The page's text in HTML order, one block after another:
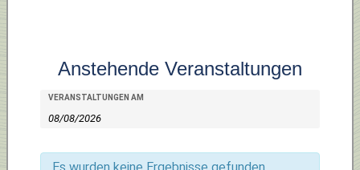
Anstehende Veranstaltungen
Veranstaltungen
Suche
Veranstaltungen
Suche
VERANSTALTUNGEN AM